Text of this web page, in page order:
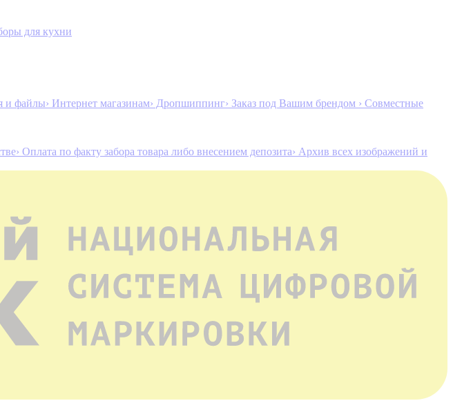
для кухни
и файлы› Интернет магазинам› Дропшиппинг› Заказ под Вашим брендом › Совместные
› Оплата по факту забора товара либо внесением депозита› Архив всех изображений и